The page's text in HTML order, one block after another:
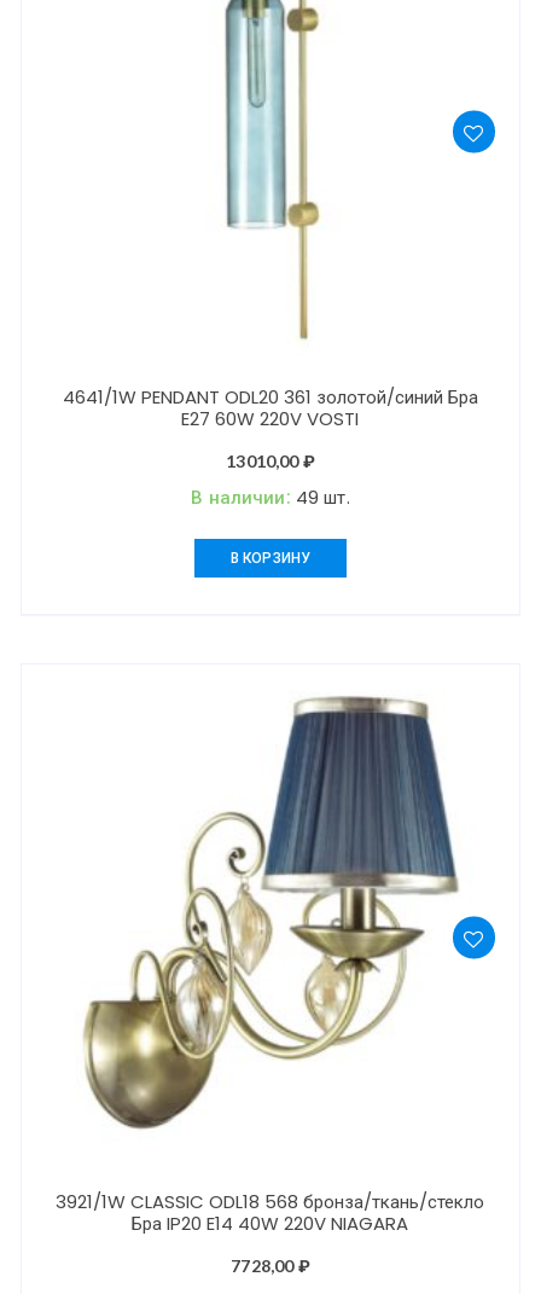
4641/1W PENDANT ODL20 361 золотой/синий Бра
E27 60W 220V VOSTI
13010,00₽
В наличии: 49 шт.
В КОРЗИНУ
3921/1W CLASSIC ODL18 568 бронза/ткань/стекло
Бра IP20 E14 40W 220V NIAGARA
7728,00₽